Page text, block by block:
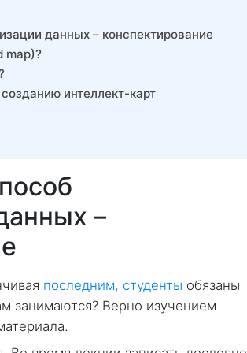
данных – конспектирование
map)?
интеллект-карт
–
последним, студенты обязаны
занимаются? Верно изучением